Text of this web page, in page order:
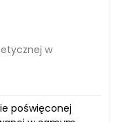
w
poświęconej